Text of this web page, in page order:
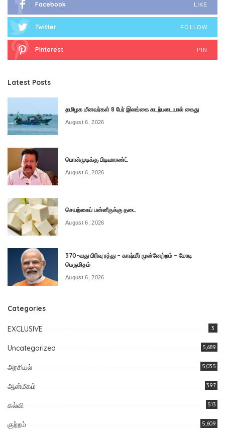
Facebook LIKE
Twitter FOLLOW
Pinterest PIN
Latest Posts
தமிழக மீனவர்கள் 8 பேர் இலங்கை கடற்படையால் கைது
August 6, 2026
பொன்முடிக்கு பிடிவாரண்ட்
August 6, 2026
செயற்கைப் பன்னீருக்கு தடை
August 6, 2026
370-வது பிரிவு ரத்து – காஷ்மீர் முன்னேற்றம் – மோடி
பெருமிதம்
August 6, 2026
Categories
EXCLUSIVE 3
Uncategorized 5,689
அரசியல் 5,035
ஆன்மீகம் 397
கல்வி 513
குற்றம் 5,609